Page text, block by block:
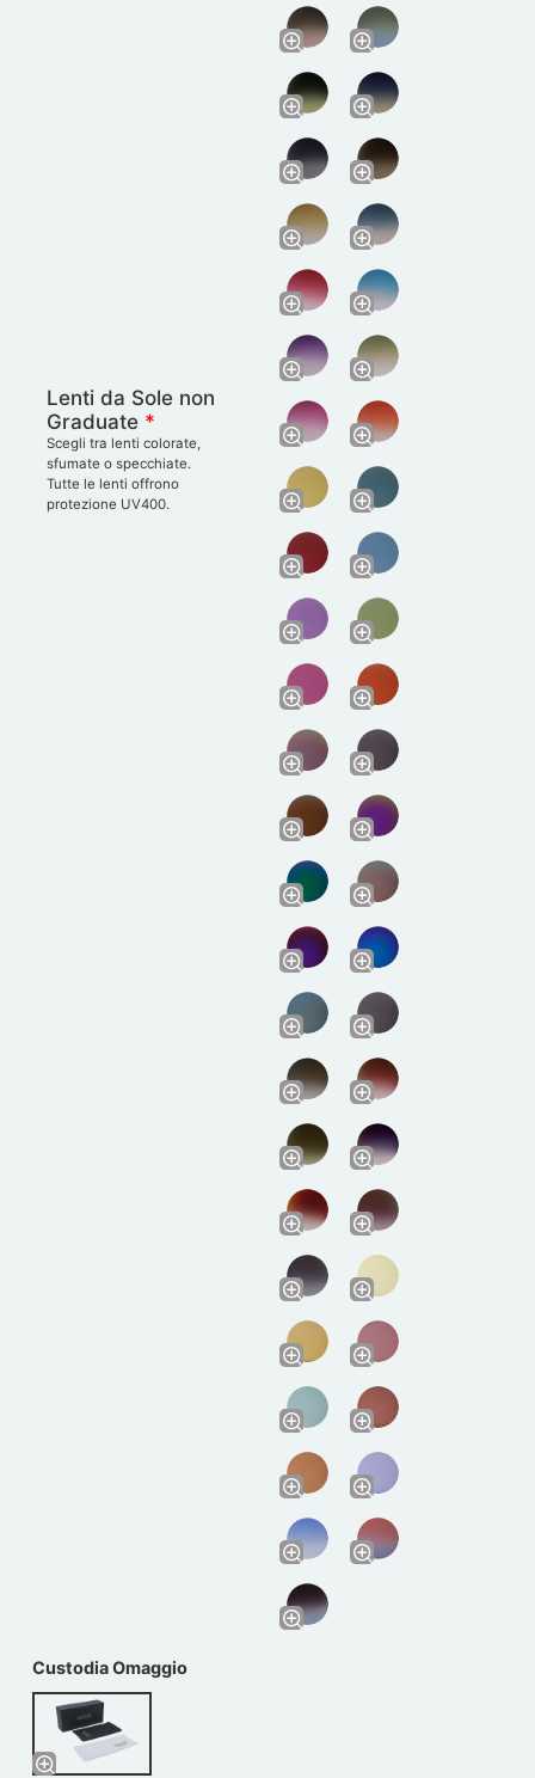
Lenti da Sole non
Graduate *
Scegli tra lenti colorate,
sfumate o specchiate.
Tutte le lenti offrono
protezione UV400.
Custodia Omaggio